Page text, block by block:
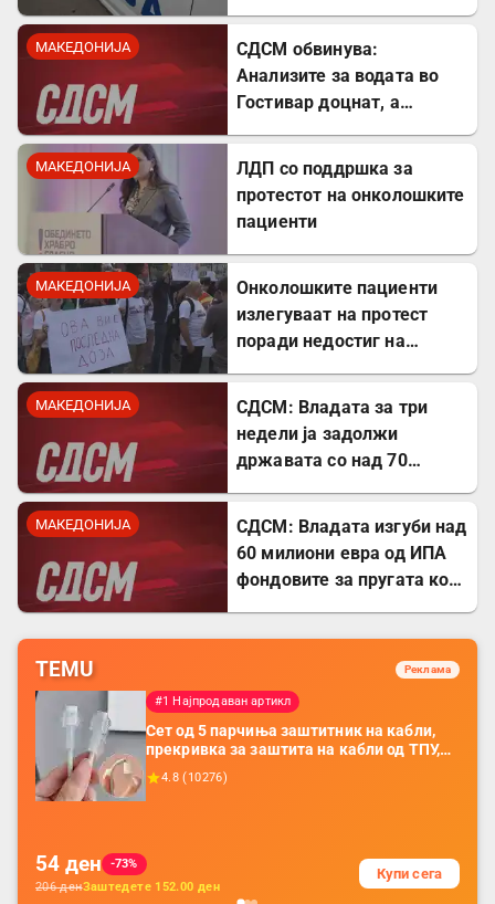
МАКЕДОНИЈА
СДСМ обвинува:
Анализите за водата во
Гостивар доцнат, а
МАКЕДОНИЈА
ЛДП со поддршка за
протестот на онколошките
пациенти
МАКЕДОНИЈА
Онколошките пациенти
излегуваат на протест
поради недостиг на
МАКЕДОНИЈА
СДСМ: Владата за три
недели ја задолжи
државата со над 70
МАКЕДОНИЈА
СДСМ: Владата изгуби над
60 милиони евра од ИПА
фондовите за пругата кон
TEMU Реклама
#1 Најпродаван артикл
Сет од 5 парчиња заштитник на кабли,
прекривка за заштита на кабли од ТПУ,
додатоци за заштита на кабли, без
батерија, за мобилни телефони, комплет
4.8 ( 10276)
54 ден
-73%
206денЗаштедете 152.00 ден
Купи сега